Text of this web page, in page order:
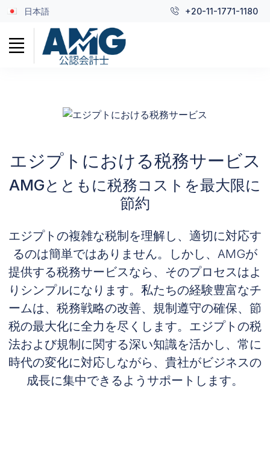
日本語 +20-11-1771-1180
エジプトにおける税務サービス
AMGとともに税務コストを最大限に
節約
エジプトの複雑な税制を理解し、適切に対応す
るのは簡単ではありません。しかし、AMGが
提供する税務サービスなら、そのプロセスはよ
りシンプルになります。私たちの経験豊富なチ
ームは、税務戦略の改善、規制遵守の確保、節
税の最大化に全力を尽くします。エジプトの税
法および規制に関する深い知識を活かし、常に
時代の変化に対応しながら、貴社がビジネスの
成長に集中できるようサポートします。